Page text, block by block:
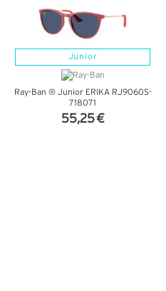
Junior
Ray-Ban ® Junior ERIKA RJ9060S-
718071
55,25 €